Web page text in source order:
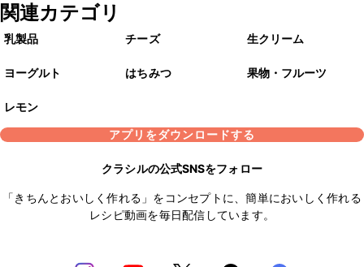
関連カテゴリ
乳製品 チーズ 生クリーム
ヨーグルト はちみつ 果物・フルーツ
レモン
アプリをダウンロードする
クラシルの公式SNSをフォロー
「きちんとおいしく作れる」をコンセプトに、簡単においしく作れる
レシピ動画を毎日配信しています。